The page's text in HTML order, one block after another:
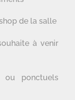
de la salle
à venir
ou ponctuels